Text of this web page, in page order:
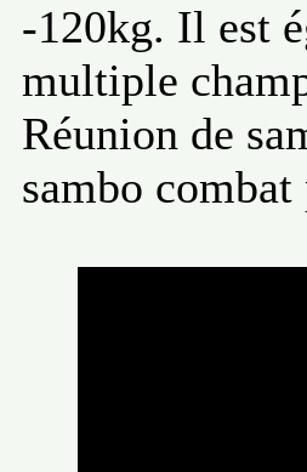
-120kg. Il est
multiple
Réunion de
sambo